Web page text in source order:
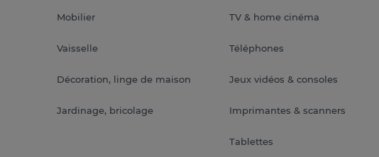
Mobilier
Vaisselle
Décoration, linge de maison
Jardinage, bricolage
TV & home cinéma
Téléphones
Jeux vidéos & consoles
Imprimantes & scanners
Tablettes